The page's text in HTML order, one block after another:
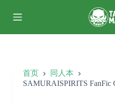
过
首页
同人本
SAMURAISPIRITS FanFic